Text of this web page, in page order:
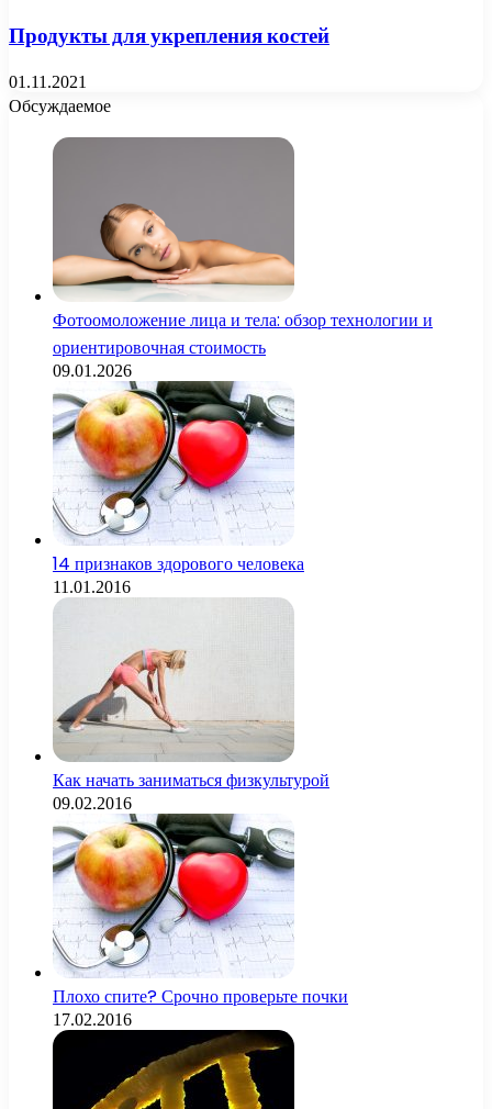
Продукты для укрепления костей
01.11.2021
Обсуждаемое
Фотоомоложение лица и тела: обзор технологии и
ориентировочная стоимость
09.01.2026
14 признаков здорового человека
11.01.2016
Как начать заниматься физкультурой
09.02.2016
Плохо спите? Срочно проверьте почки
17.02.2016